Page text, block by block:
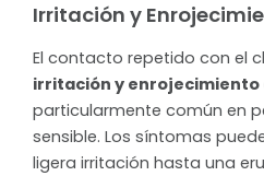
Irritación y
El contacto repetido con el
irritación y enrojecimiento
particularmente común en
sensible. Los síntomas
ligera irritación hasta una